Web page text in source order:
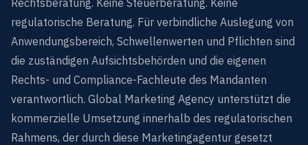
regulatorische Beratung. Für verbindliche Auslegung von
Anwendungsbereich, Schwellenwerten und Pflichten sind
die zuständigen Aufsichtsbehörden und die eigenen
Rechts- und Compliance-Fachleute des Mandanten
verantwortlich. Global Marketing Agency unterstützt die
kommerzielle Umsetzung innerhalb des regulatorischen
Rahmens, der durch diese Marketingagentur gesetzt